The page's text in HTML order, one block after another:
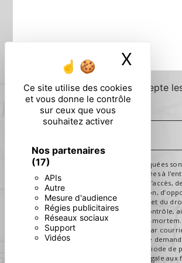
Ce site utilise des cookies
et vous donne le contrôle
sur ceux que vous
souhaitez activer
Nos partenaires
(17)
APIs
Autre
Mesure d'audience
Régies publicitaires
Réseaux sociaux
Support
Vidéos
X
En cochant cette case, j'accepte
particulières ci-dessous **
** Les données personnelles communiquées
fins de vous contacter. Elles sont destinées à
sous-traitants. Vous disposez de droits d’accès,
d’effacement, de portabilité, de limitation,
de votre consentement à tout moment et du
réclamation auprès d’une autorité de contrôle,
d’organiser le sort de vos données post-
exercer ces droits par voie postale ou par
Un justificatif d'identité pourra vous être
conservons vos données pendant la période de
puis pendant la durée de prescription légale